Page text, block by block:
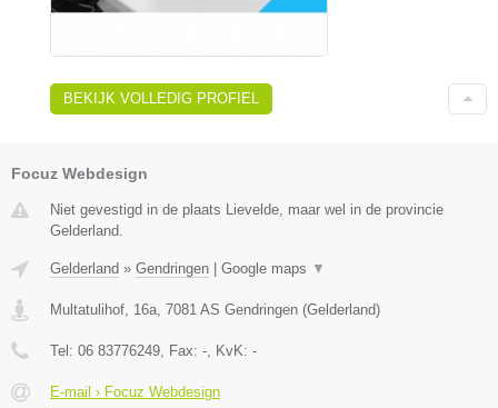
BEKIJK VOLLEDIG PROFIEL
Focuz Webdesign
Niet gevestigd in de plaats Lievelde, maar wel in de provincie
Gelderland.
Gelderland » Gendringen Google maps ▼
Multatulihof, 16a, 7081 AS Gendringen (Gelderland)
Tel: 06 83776249, Fax: -, KvK: -
E-mail › Focuz Webdesign